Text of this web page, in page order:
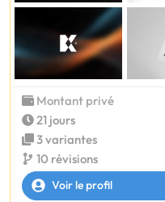
Montant privé
21 jours
3 variantes
10 révisions
Voir le profil